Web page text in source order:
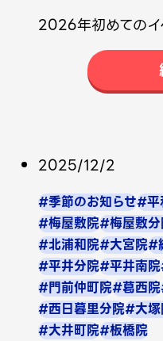
2026年初めての
2025/12/2
#季節のお知らせ#平
#梅屋敷院#梅屋敷
#北浦和院#大宮院#
#平井分院#平井南院
#門前仲町院#葛西院
#西日暮里分院#大
#大井町院#板橋院